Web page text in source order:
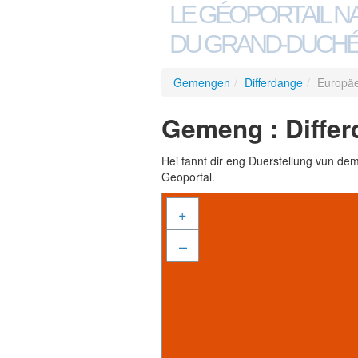
LE GÉOPORTAIL
DU GRAND-
Gemengen / Differdange /
Gemeng :
Hei fannt dir eng Duerstellung vun
Geoportal.
+
–